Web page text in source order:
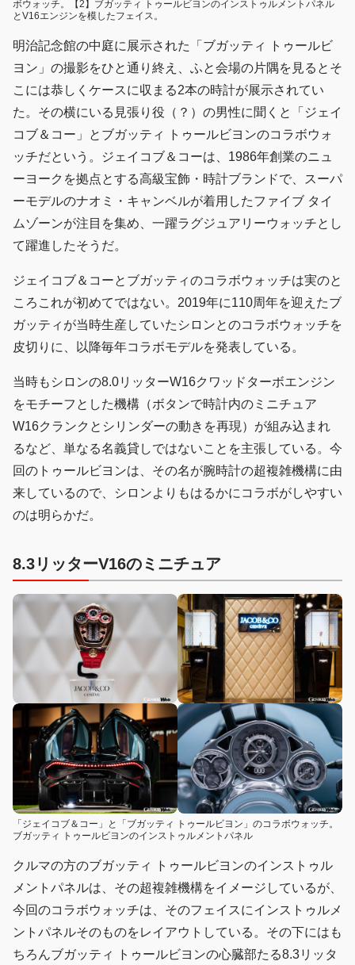
ボウォッチ。【2】ブガッティ トゥールビヨンのインストゥルメントパネル
とV16エンジンを模したフェイス。
明治記念館の中庭に展示された「ブガッティ トゥールビ
ヨン」の撮影をひと通り終え、ふと会場の片隅を見るとそ
こには恭しくケースに収まる2本の時計が展示されてい
た。その横にいる見張り役（？）の男性に聞くと「ジェイ
コブ＆コー」とブガッティ トゥールビヨンのコラボウォ
ッチだという。ジェイコブ＆コーは、1986年創業のニュ
ーヨークを拠点とする高級宝飾・時計ブランドで、スーパ
ーモデルのナオミ・キャンベルが着用したファイブ タイ
ムゾーンが注目を集め、一躍ラグジュアリーウォッチとし
て躍進したそうだ。
ジェイコブ＆コーとブガッティのコラボウォッチは実のと
ころこれが初めてではない。2019年に110周年を迎えたブ
ガッティが当時生産していたシロンとのコラボウォッチを
皮切りに、以降毎年コラボモデルを発表している。
当時もシロンの8.0リッターW16クワッドターボエンジン
をモチーフとした機構（ボタンで時計内のミニチュア
W16クランクとシリンダーの動きを再現）が組み込まれ
るなど、単なる名義貸しではないことを主張している。今
回のトゥールビヨンは、その名が腕時計の超複雑機構に由
来しているので、シロンよりもはるかにコラボがしやすい
のは明らかだ。
8.3リッターV16のミニチュア
「ジェイコブ＆コー」と「ブガッティ トゥールビヨン」のコラボウォッチ。
ブガッティ トゥールビヨンのインストゥルメントパネル
クルマの方のブガッティ トゥールビヨンのインストゥル
メントパネルは、その超複雑機構をイメージしているが、
今回のコラボウォッチは、そのフェイスにインストゥルメ
ントパネルそのものをレイアウトしている。その下にはも
ちろんブガッティ トゥールビヨンの心臓部たる8.3リッタ